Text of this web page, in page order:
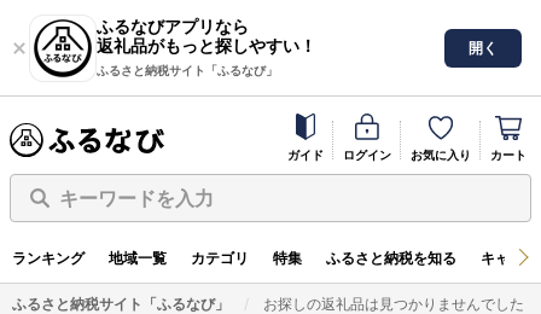
ふるなびアプリなら
返礼品がもっと探しやすい！
ふるさと納税サイト「ふるなび」
開く
ガイド ログイン お気に入り カート
キーワードを入力
ランキング 地域一覧 カテゴリ 特集 ふるさと納税を知る キャン
ふるさと納税サイト「ふるなび」 お探しの返礼品は見つかりませんでした